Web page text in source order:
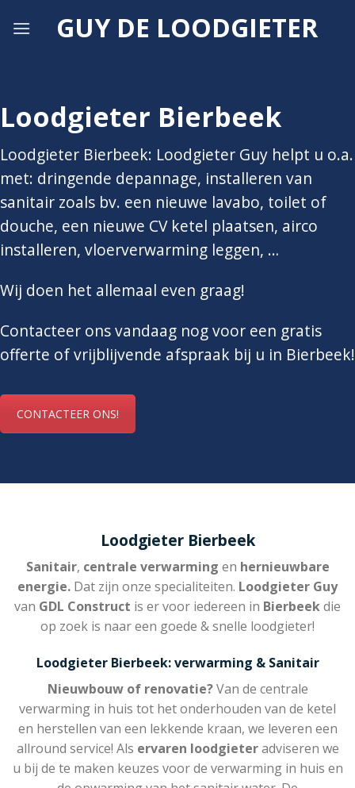
GUY DE LOODGIETER
Loodgieter Bierbeek
Loodgieter Bierbeek: Loodgieter Guy helpt u o.a.
met: dringende depannage, installeren van
sanitair zoals bv. een nieuwe lavabo, toilet of
douche, een nieuwe CV ketel plaatsen, airco
installeren, vloerverwarming leggen, …
Wij doen het allemaal even graag!
Contacteer ons vandaag nog voor een gratis
offerte of vrijblijvende afspraak bij u in Bierbeek!
CONTACTEER ONS!
Loodgieter Bierbeek
Sanitair, centrale verwarming en hernieuwbare
energie. Dat zijn onze specialiteiten. Loodgieter Guy
van GDL Construct is er voor iedereen in Bierbeekdie
op zoek is naar een goede & snelle loodgieter!
Loodgieter Bierbeek: verwarming & Sanitair
Nieuwbouw of renovatie?Van de centrale
verwarming in huis tot het onderhouden van de ketel
en herstellen van een lekkende kraan, we leveren een
allround service! Als ervaren loodgieteradviseren we
u bij de te maken keuzes voor de verwarming in huis en